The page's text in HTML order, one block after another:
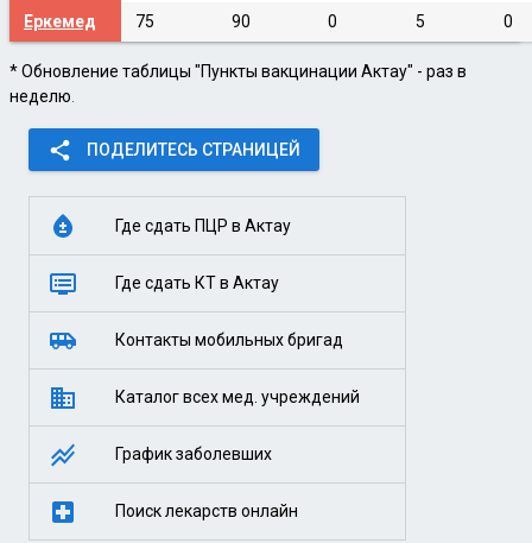
Еркемед 75 90 0 5 0
* Обновление таблицы "Пункты вакцинации Актау" - раз в
неделю
share ПОДЕЛИТЕСЬ СТРАНИЦЕЙ
bloodtype Где сдать ПЦР в Актау
dvr Где сдать КТ в Актау
airport_shuttle Контакты мобильных бригад
business Каталог всех мед. учреждений
stacked_line_chart График заболевших
local_hospital Поиск лекарств онлайн